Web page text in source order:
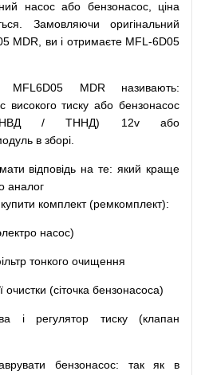
насос або бензонасос,
ціна
Замовляючи
оригінальний
MDR, ви і отримаєте MFL-6D05
MFL6D05 MDR називають:
високого тиску або бензонасос
/ ТННД) 12v
або
в зборі
відповідь на те: який краще
аналог
купити комплект (ремкомплект):
насос)
тонкого очищення
очистки (сіточка бензонасоса)
і регулятор тиску (клапан
бензонасос: так як
в